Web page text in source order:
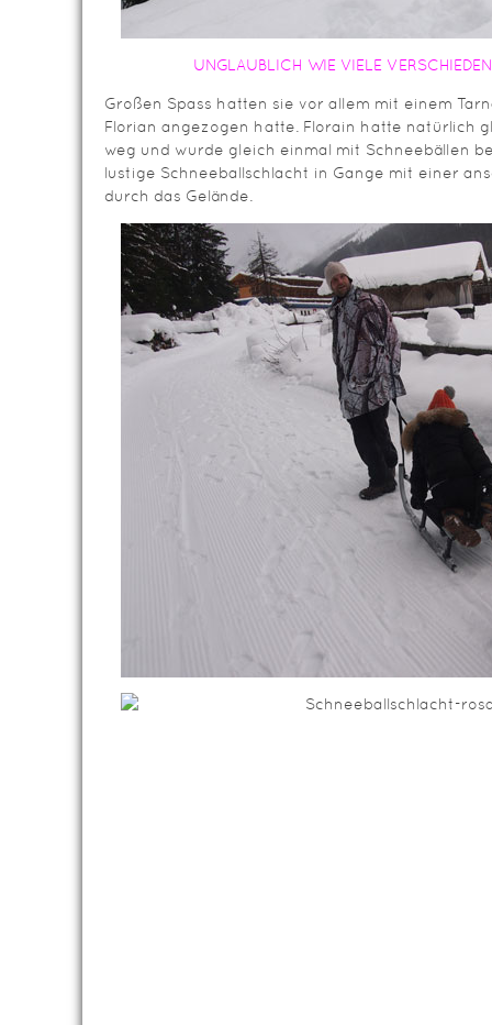
UNGLAUBLICH WIE VIELE
Großen Spass hatten sie vor allem mit einem
Florian angezogen hatte. Florain hatte natürlich
weg und wurde gleich einmal mit Schneebällen
lustige Schneeballschlacht in Gange mit einer
durch das Gelände.